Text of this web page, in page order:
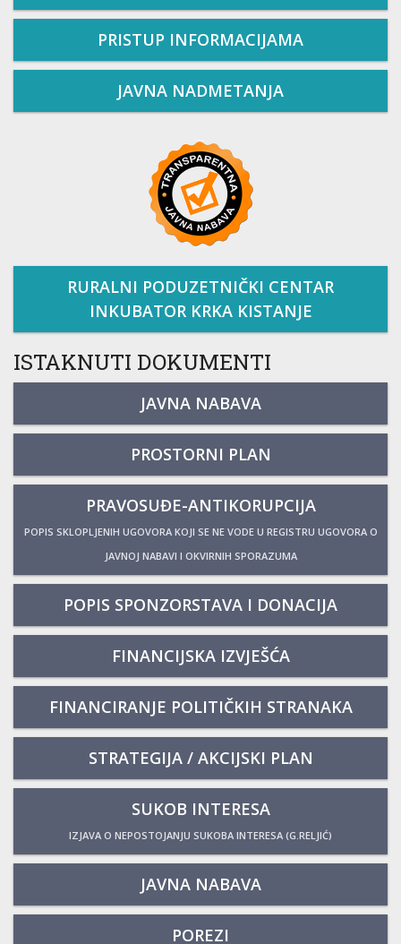
PRISTUP INFORMACIJAMA
JAVNA NADMETANJA
RURALNI PODUZETNIČKI CENTAR
INKUBATOR KRKA KISTANJE
ISTAKNUTI DOKUMENTI
JAVNA NABAVA
PROSTORNI PLAN
PRAVOSUĐE-ANTIKORUPCIJA
POPIS SKLOPLJENIH UGOVORA KOJI SE NE VODE U REGISTRU UGOVORA O
JAVNOJ NABAVI I OKVIRNIH SPORAZUMA
POPIS SPONZORSTAVA I DONACIJA
FINANCIJSKA IZVJEŠĆA
FINANCIRANJE POLITIČKIH STRANAKA
STRATEGIJA / AKCIJSKI PLAN
SUKOB INTERESA
IZJAVA O NEPOSTOJANJU SUKOBA INTERESA (G.RELJIĆ)
JAVNA NABAVA
POREZI